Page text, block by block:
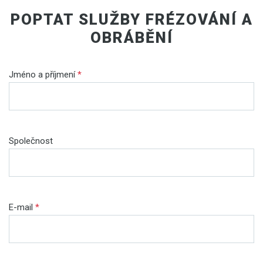
POPTAT SLUŽBY FRÉZOVÁNÍ A
OBRÁBĚNÍ
Jméno a příjmení*
Společnost
E-mail *